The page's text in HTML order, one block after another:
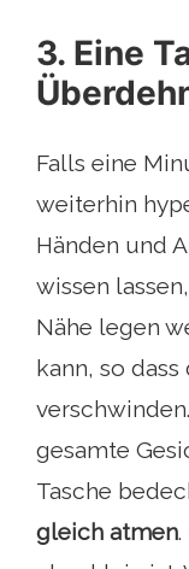
3. Eine
Falls eine
weiterhin
Händen und
wissen
Nähe legen
kann, so
gesamte
Tasche
gleich atmen.